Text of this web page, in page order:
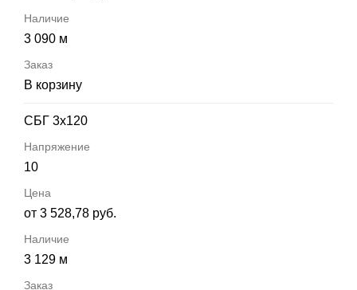
3 090 м
В корзину
СБГ 3х120
10
от 3 528,78 руб.
3 129 м